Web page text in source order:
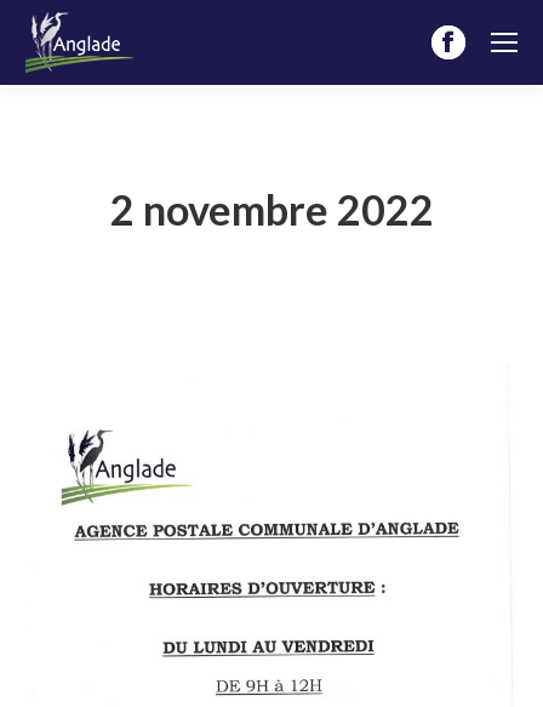
Facebook
page
2 novembre 2022